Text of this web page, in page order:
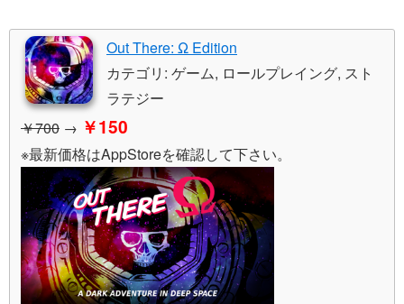
Out There: Ω Edition
カテゴリ: ゲーム, ロールプレイング, スト
ラテジー
￥700 → ￥150
※最新価格はAppStoreを確認して下さい。